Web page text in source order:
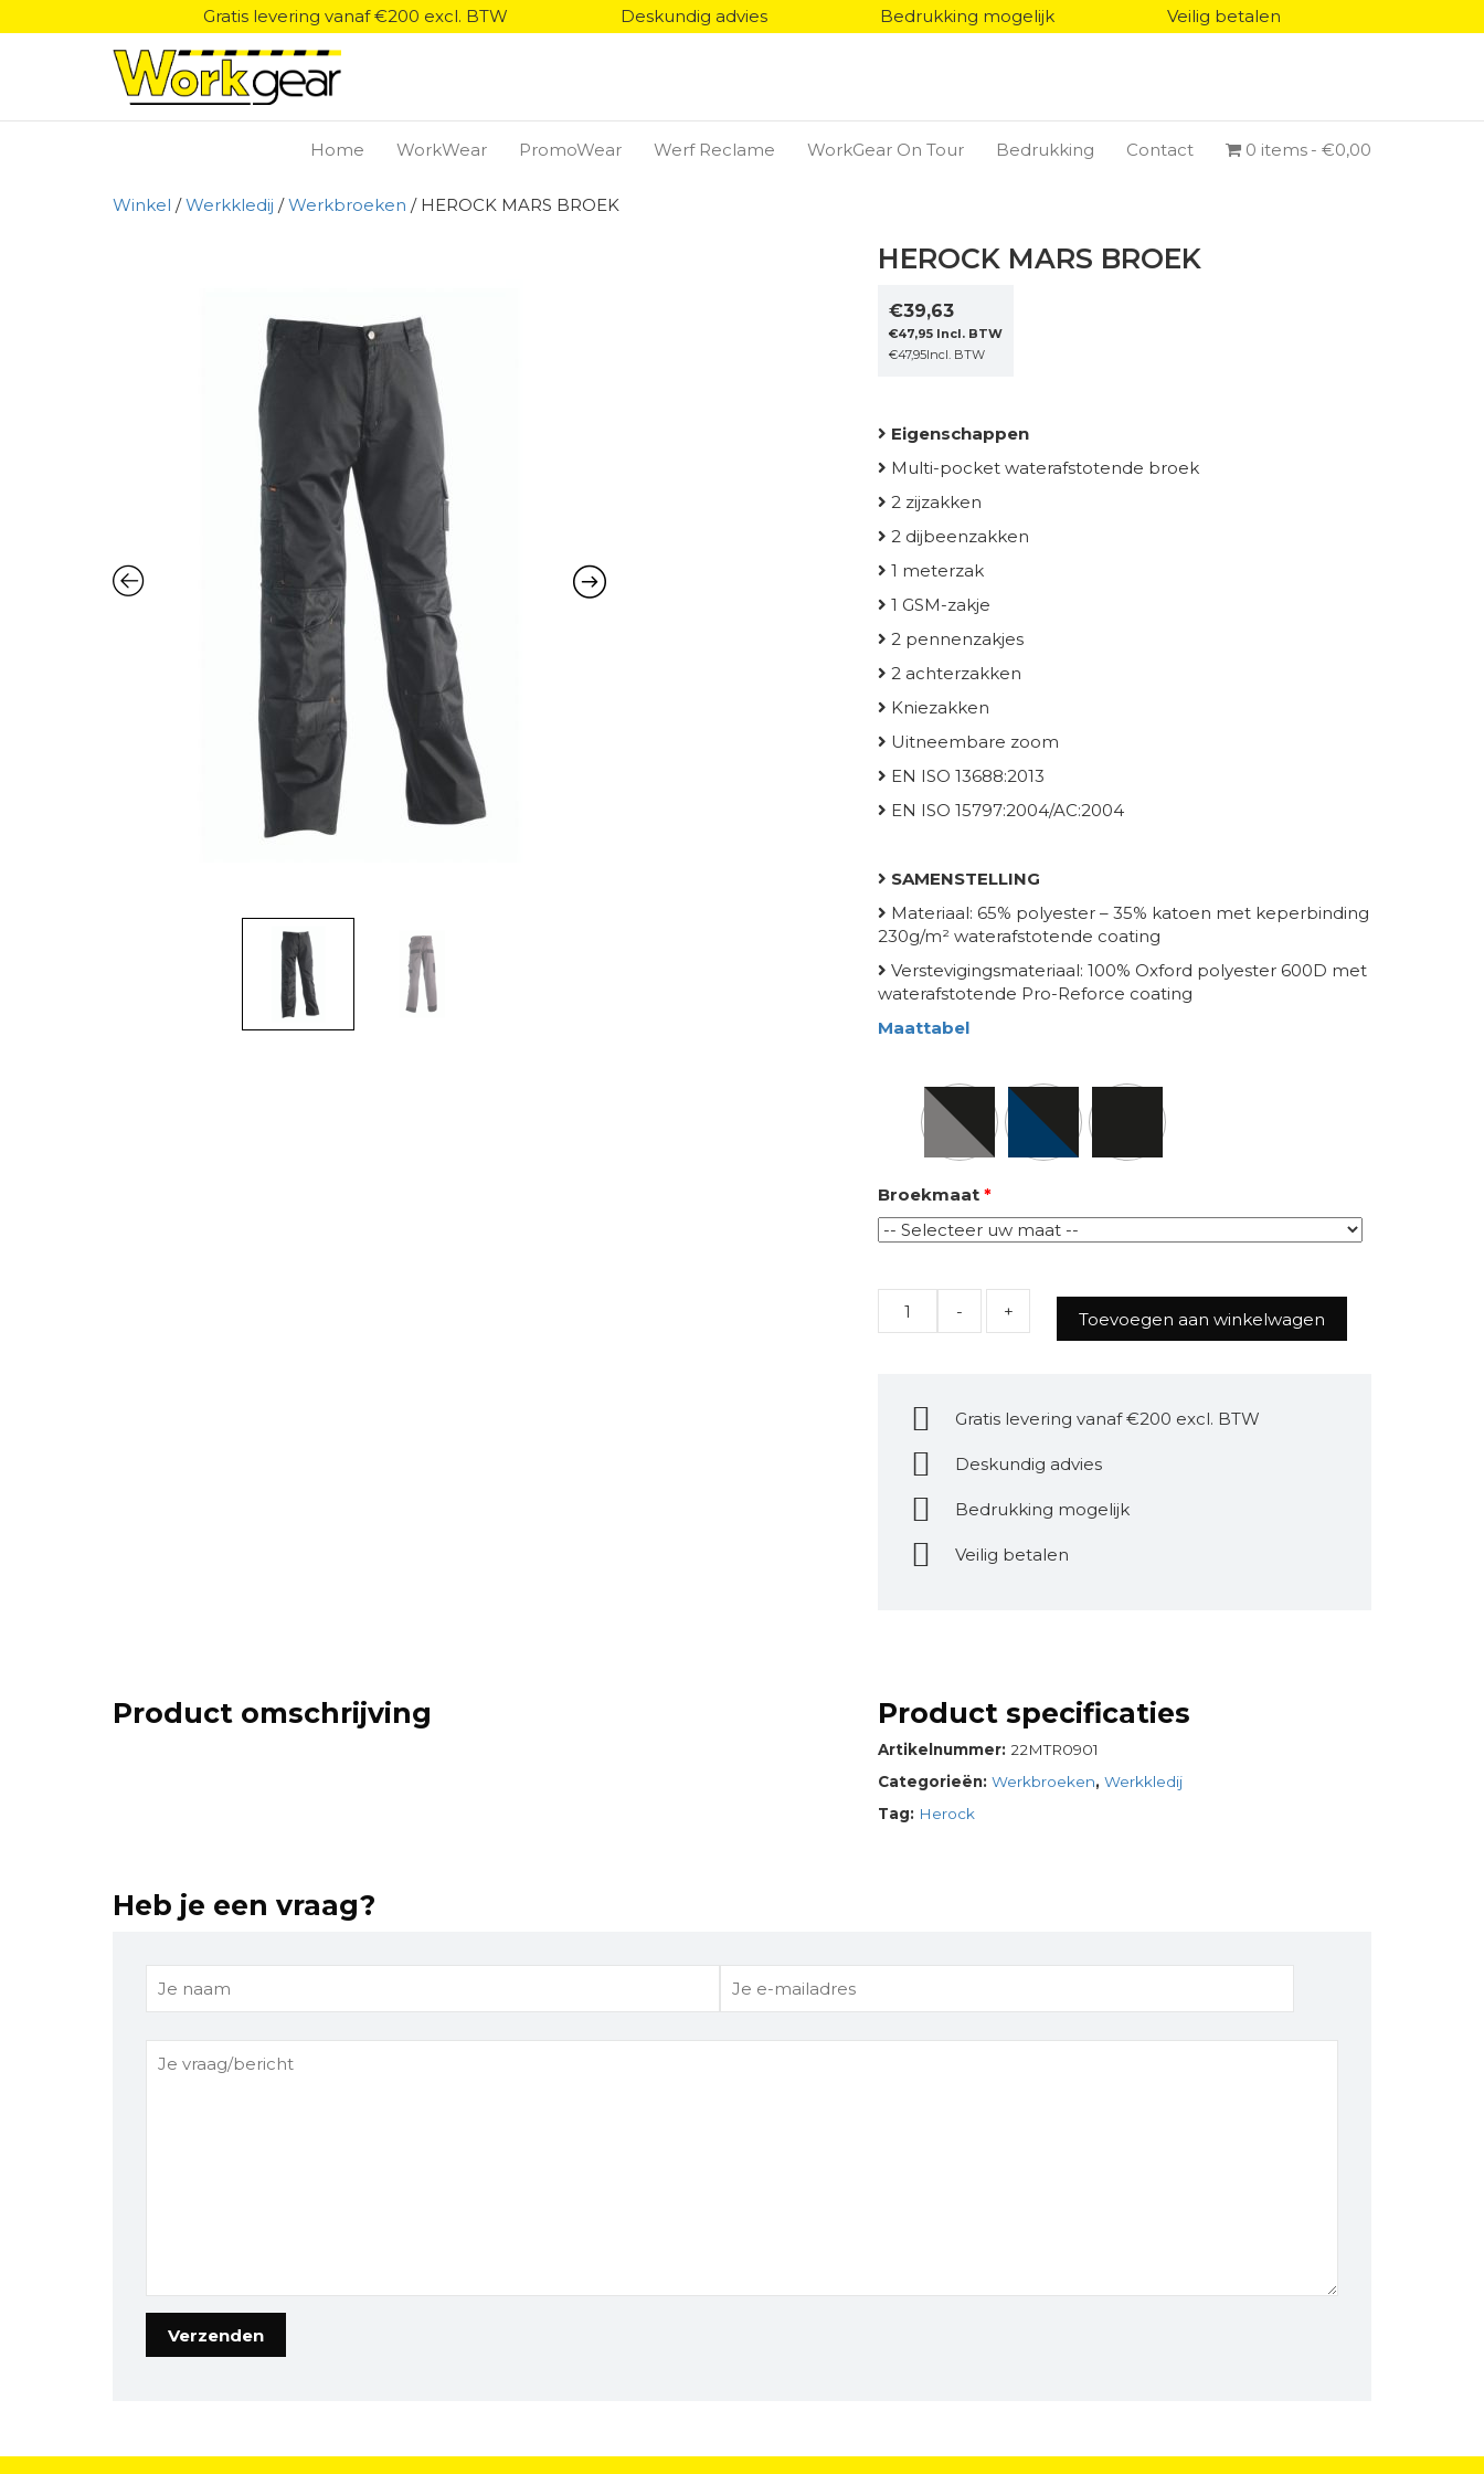
Gratis levering vanaf €200 excl. BTW Deskundig advies Bedrukking mogelijk Veilig betalen
Home WorkWear PromoWear Werf Reclame WorkGear On Tour Bedrukking Contact 0 items €0,00
Winkel /Werkkledij /Werkbroeken / HEROCK MARS BROEK
HEROCK MARS BROEK
€39,63
€47,95Incl. BTW
€47,95Incl. BTW
Eigenschappen
Multi-pocket waterafstotende broek
2 zijzakken
2 dijbeenzakken
1 meterzak
1 GSM-zakje
2 pennenzakjes
2 achterzakken
Kniezakken
Uitneembare zoom
EN ISO 13688:2013
EN ISO 15797:2004/AC:2004
SAMENSTELLING
Materiaal: 65% polyester – 35% katoen met keperbinding
230g/m² waterafstotende coating
Verstevigingsmateriaal: 100% Oxford polyester 600D met
waterafstotende Pro-Reforce coating
Maattabel
Broekmaat*
Toevoegen aan winkelwagen
Gratis levering vanaf €200 excl. BTW
Deskundig advies
Bedrukking mogelijk
Veilig betalen
Product omschrijving Product specificaties
Artikelnummer: 22MTR0901
Categorieën: Werkbroeken, Werkkledij
Tag: Herock
Heb je een vraag?